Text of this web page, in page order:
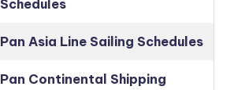
Schedules
Pan Asia Line Sailing Schedules
Pan Continental Shipping